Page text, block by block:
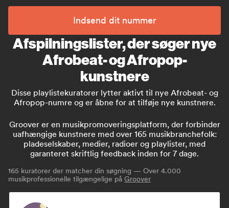
Indsend dit nummer
Afspilningslister, der søger nye
Afrobeat- og Afropop-
kunstnere
Disse playlistekuratorer lytter aktivt til nye Afrobeat- og
Afropop-numre og er åbne for at tilføje nye kunstnere.
Groover er en musikpromoveringsplatform, der forbinder
uafhængige kunstnere med over 165 musikbranchefolk:
pladeselskaber, medier, radioer og playlister, med
garanteret skriftlig feedback inden for 7 dage.
165 kuratorer der matcher din søgning — Over 4.000
musikprofessionelle tilgængelige på Groover